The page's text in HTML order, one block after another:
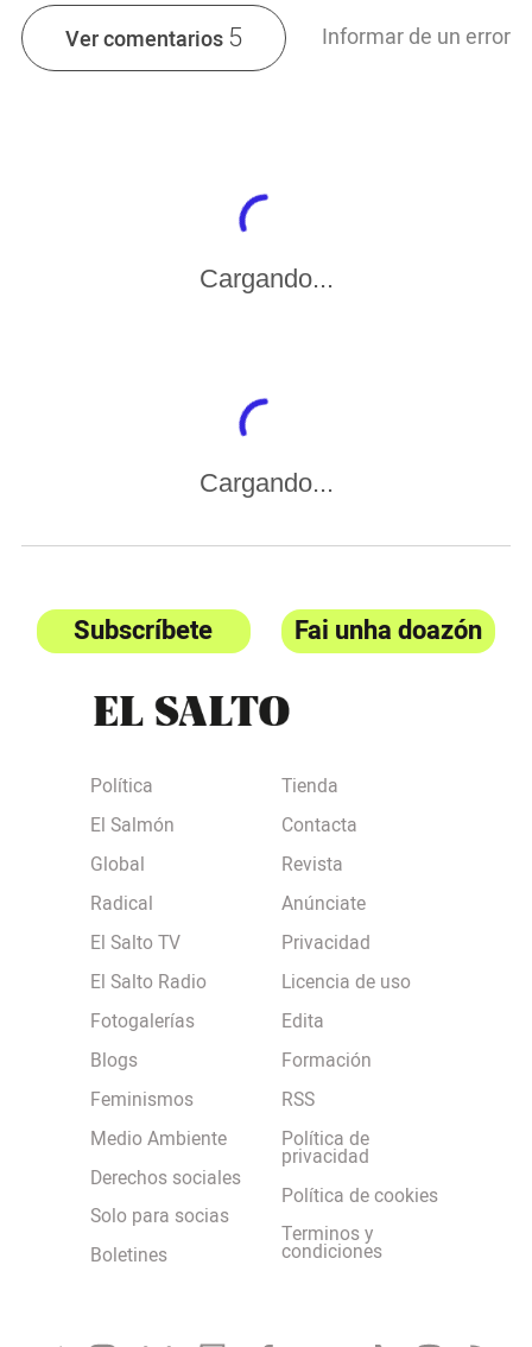
Ver comentarios 5 Informar de un error
Cargando...
Cargando...
Subscríbete Fai unha doazón
Política
El Salmón
Global
Radical
El Salto TV
El Salto Radio
Fotogalerías
Blogs
Feminismos
Medio Ambiente
Derechos sociales
Solo para socias
Boletines
Tienda
Contacta
Revista
Anúnciate
Privacidad
Licencia de uso
Edita
Formación
RSS
Política de
privacidad
Política de cookies
Terminos y
condiciones